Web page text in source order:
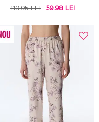
119.95 LEI 59.98 LEI